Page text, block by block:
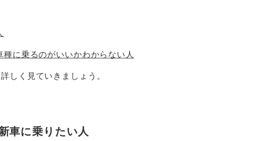
に乗るのがいいかわからない人
しく見ていきましょう。
車に乗りたい人